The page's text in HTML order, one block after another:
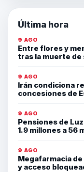
Última hora
9 AGO
Entre flores y
tras la muerte de
9 AGO
Irán condiciona
concesiones de
9 AGO
Pensiones de
1.9 millones a 56
9 AGO
Megafarmacia
y acceso